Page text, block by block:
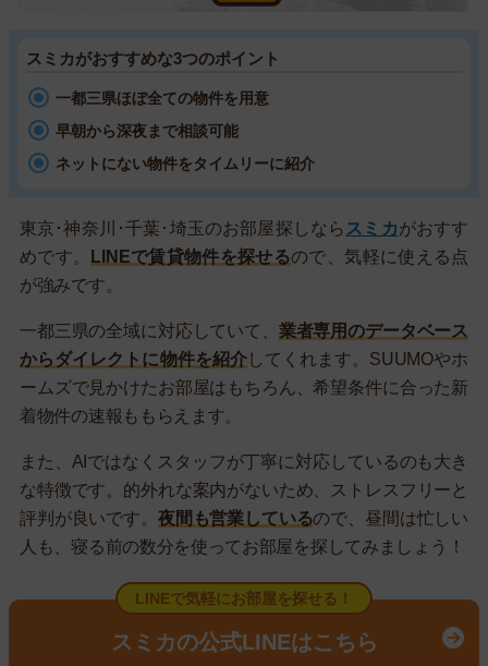
スミカがおすすめな3つのポイント
一都三県ほぼ全ての物件を用意
早朝から深夜まで相談可能
ネットにない物件をタイムリーに紹介
東京･神奈川･千葉･埼玉のお部屋探しなら スミカがおすす
めです。
LINEで賃貸物件を探せるので、気軽に使える点
が強みです。
一都三県の全域に対応していて、 業者専用のデータベース
からダイレクトに物件を紹介してくれます。SUUMOやホ
ームズで見かけたお部屋はもちろん、希望条件に合った新
着物件の速報ももらえます。
また、AIではなくスタッフが丁寧に対応しているのも大き
な特徴です。的外れな案内がないため、ストレスフリーと
評判が良いです。 夜間も営業しているので、昼間は忙しい
人も、寝る前の数分を使ってお部屋を探してみましょう！
LINEで気軽にお部屋を探せる！
スミカの公式LINEはこちら